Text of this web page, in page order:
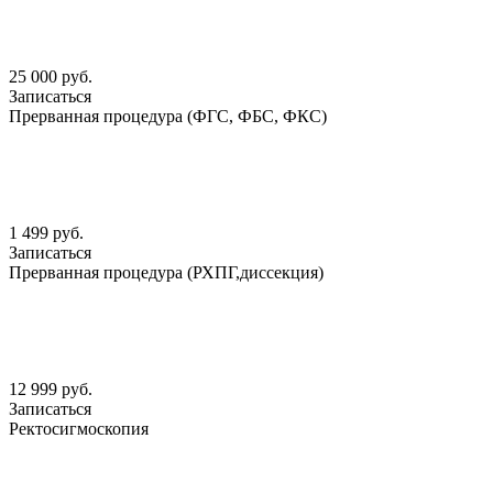
25 000 руб.
Записаться
Прерванная процедура (ФГС, ФБС, ФКС)
1 499 руб.
Записаться
Прерванная процедура (РХПГ,диссекция)
12 999 руб.
Записаться
Ректосигмоскопия